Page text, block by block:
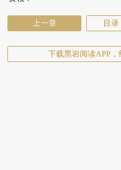
上一章 目录
下载黑岩阅读APP